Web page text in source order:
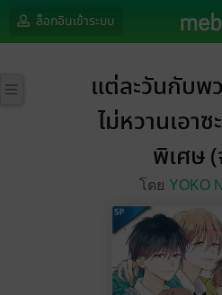
ล็อกอินเข้าระบบ
แต่ละวันกับพ
ไม่หวานเอา
พิเศษ
โดย YOKO